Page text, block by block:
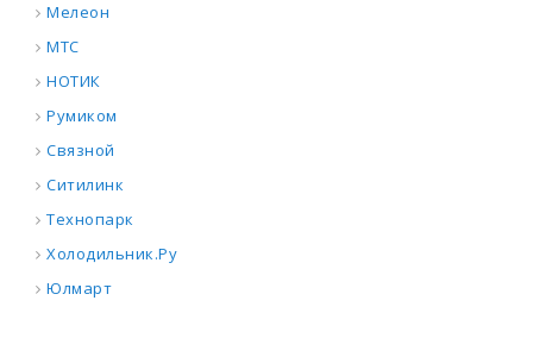
Мелеон
МТС
НОТИК
Румиком
Связной
Ситилинк
Технопарк
Холодильник.Ру
Юлмарт